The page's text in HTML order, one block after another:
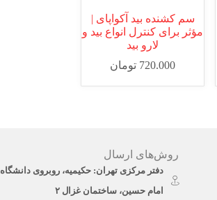
سم کشنده بید آکواپای |
مؤثر برای کنترل انواع بید و
لارو بید
720.000 تومان
روش‌های ارسال
دفتر مرکزی تهران: حکیمیه، روبروی دانشگاه
امام حسین، ساختمان غزال ۲